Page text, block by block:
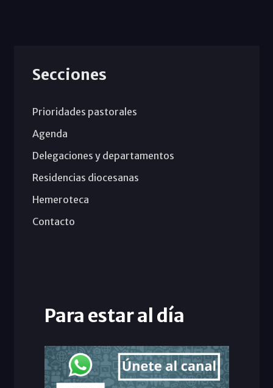
Secciones
Prioridades pastorales
Agenda
Delegaciones y departamentos
Residencias diocesanas
Hemeroteca
Contacto
Para estar al día